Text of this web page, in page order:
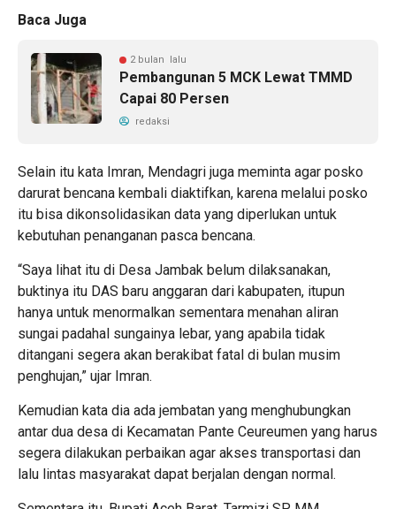
Baca Juga
2 bulan lalu
Pembangunan 5 MCK Lewat TMMD
Capai 80 Persen
redaksi
Selain itu kata Imran, Mendagri juga meminta agar posko
darurat bencana kembali diaktifkan, karena melalui posko
itu bisa dikonsolidasikan data yang diperlukan untuk
kebutuhan penanganan pasca bencana.
“Saya lihat itu di Desa Jambak belum dilaksanakan,
buktinya itu DAS baru anggaran dari kabupaten, itupun
hanya untuk menormalkan sementara menahan aliran
sungai padahal sungainya lebar, yang apabila tidak
ditangani segera akan berakibat fatal di bulan musim
penghujan,” ujar Imran.
Kemudian kata dia ada jembatan yang menghubungkan
antar dua desa di Kecamatan Pante Ceureumen yang harus
segera dilakukan perbaikan agar akses transportasi dan
lalu lintas masyarakat dapat berjalan dengan normal.